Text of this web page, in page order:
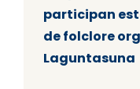
participan
de folclore
Laguntasuna